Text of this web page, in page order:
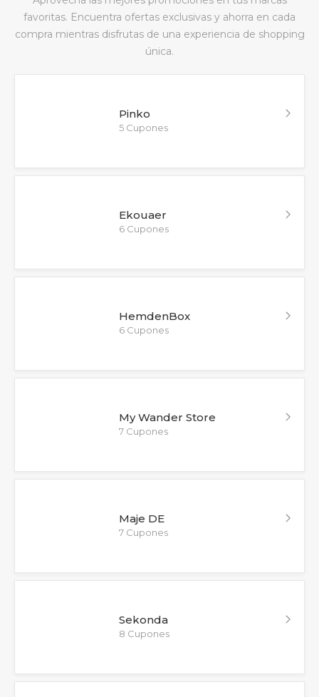
favoritas. Encuentra ofertas exclusivas y ahorra en cada
compra mientras disfrutas de una experiencia de shopping
única.
Pinko
5 Cupones
Ekouaer
6 Cupones
HemdenBox
6 Cupones
My Wander Store
7 Cupones
Maje DE
7 Cupones
Sekonda
8 Cupones